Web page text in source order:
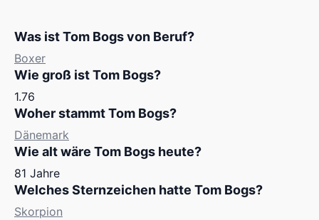
Was ist Tom Bogs von Beruf?
Boxer
Wie groß ist Tom Bogs?
1.76
Woher stammt Tom Bogs?
Dänemark
Wie alt wäre Tom Bogs heute?
81 Jahre
Welches Sternzeichen hatte Tom Bogs?
Skorpion